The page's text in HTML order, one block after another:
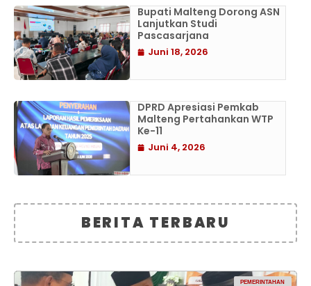
Bupati Malteng Dorong ASN
Lanjutkan Studi
Pascasarjana
Juni 18, 2026
DPRD Apresiasi Pemkab
Malteng Pertahankan WTP
Ke-11
Juni 4, 2026
BERITA TERBARU
PEMERINTAHAN